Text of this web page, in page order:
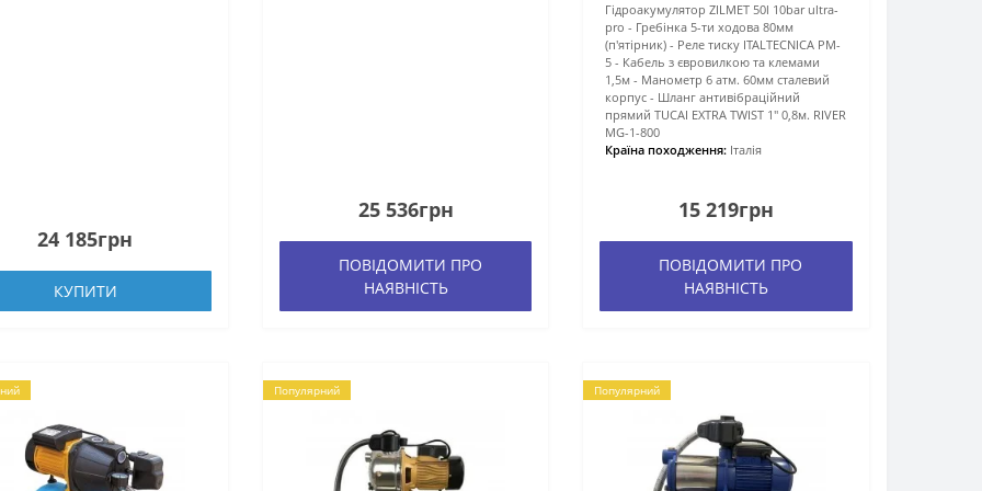
24 185грн
КУПИТИ
25 536грн
ПОВІДОМИТИ ПРО
НАЯВНІСТЬ
Гідроакумулятор ZILMET 50l 10bar ultra-
pro - Гребінка 5-ти ходова 80мм
(п'ятірник) - Реле тиску ITALTECNICA PM-
5 - Кабель з євровилкою та клемами
1,5м - Манометр 6 атм. 60мм сталевий
корпус - Шланг антивібраційний
прямий TUCAI EXTRA TWIST 1″ 0,8м. RIVER
MG-1-800
Країна походження: Італія
15 219грн
ПОВІДОМИТИ ПРО
НАЯВНІСТЬ
Популярний Популярний